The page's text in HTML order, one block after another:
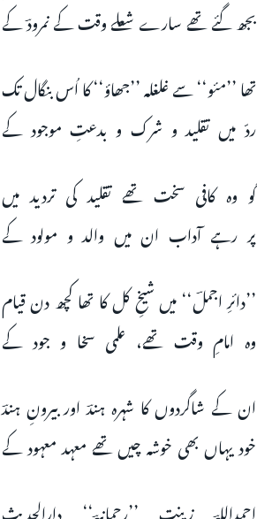
بجھ گئے تھے سارے شعلے وقت کے نمرودؔ کے
تھا ’’مئو‘‘ سے غلغلہ ’’جھاؤ‘‘ کا اُس بنگال تک
ردّ میں تقلید و شرک و بدعتِ موجود کے
گو وہ کافی سخت تھے تقلید کی تردید میں
پر رہے آداب ان میں والد و مولود کے
’’دائرِ اجملؔ‘‘ میں شیخِ کل کا تھا کچھ دن قیام
وہ امامِ وقت تھے، علمی سخا و جود کے
ان کے شاگردوں کا شہرہ ہندؔ اور بیرونِ ہندؔ
خود یہاں بھی خوشہ چیں تھے معہد معہود کے
احمداللہؔ زینتِ ’’رحمانیہؔ‘‘ دارالحدیث